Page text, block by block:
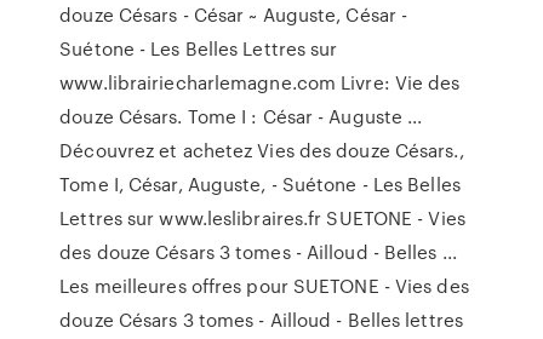
douze Césars - César ~ Auguste, César -
Suétone - Les Belles Lettres sur
www.librairiecharlemagne.com Livre: Vie des
douze Césars. Tome I : César - Auguste ...
Découvrez et achetez Vies des douze Césars.,
Tome I, César, Auguste, - Suétone - Les Belles
Lettres sur www.leslibraires.fr SUETONE - Vies
des douze Césars 3 tomes - Ailloud - Belles ...
Les meilleures offres pour SUETONE - Vies des
douze Césars 3 tomes - Ailloud - Belles lettres